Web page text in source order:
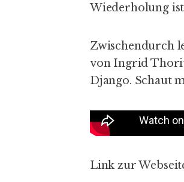
Wiederholung
Zwischendurch
von Ingrid
Django. Schaut
Link zur